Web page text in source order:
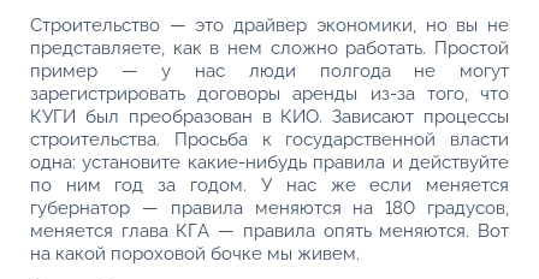
Строительство — это драйвер экономики, но вы не
представляете, как в нем сложно работать. Простой
пример — у нас люди полгода не могут
зарегистрировать договоры аренды из-за того, что
КУГИ был преобразован в КИО. Зависают процессы
строительства. Просьба к государственной власти
одна: установите какие-нибудь правила и действуйте
по ним год за годом. У нас же если меняется
губернатор — правила меняются на 180 градусов,
меняется глава КГА — правила опять меняются. Вот
на какой пороховой бочке мы живем.